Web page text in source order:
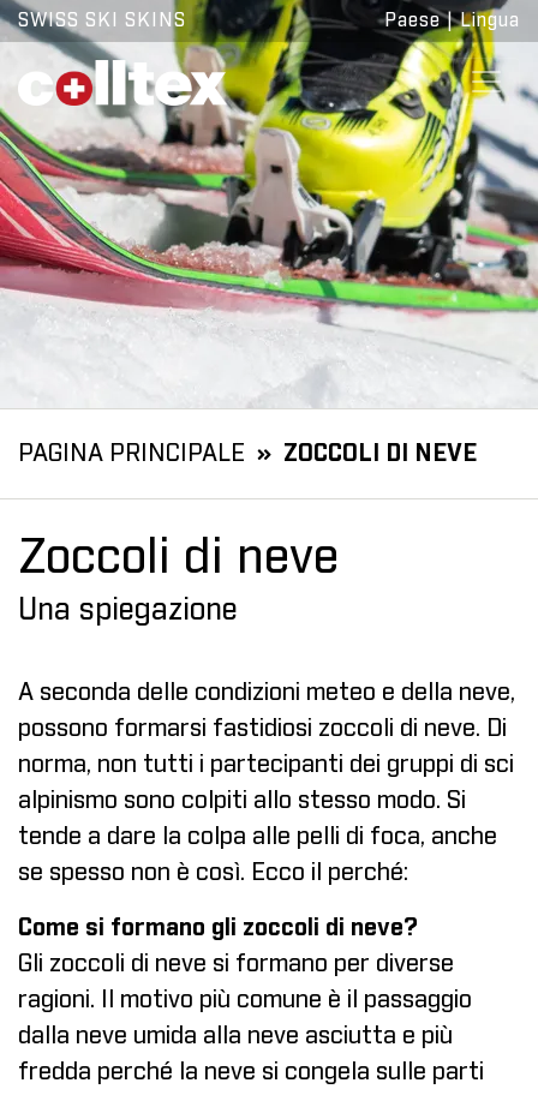
SWISS SKI SKINS Paese|Lingua
PAGINA PRINCIPALE ZOCCOLI DI NEVE
Zoccoli di neve
Una spiegazione
A seconda delle condizioni meteo e della neve,
possono formarsi fastidiosi zoccoli di neve. Di
norma, non tutti i partecipanti dei gruppi di sci
alpinismo sono colpiti allo stesso modo. Si
tende a dare la colpa alle pelli di foca, anche
se spesso non è così. Ecco il perché:
Come si formano gli zoccoli di neve?
Gli zoccoli di neve si formano per diverse
ragioni. Il motivo più comune è il passaggio
dalla neve umida alla neve asciutta e più
fredda perché la neve si congela sulle parti